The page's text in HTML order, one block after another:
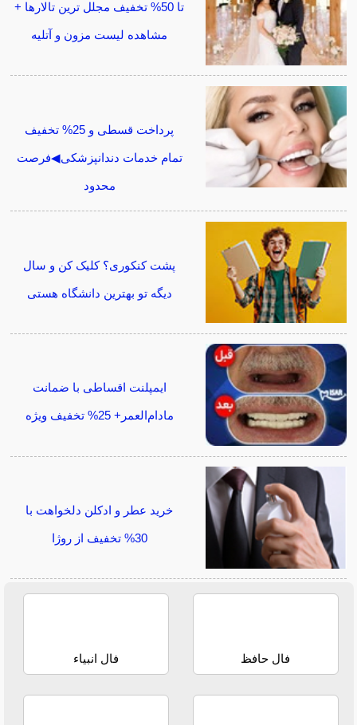
تا 50% تخفیف مجلل ترین تالارها +
مشاهده لیست مزون و آتلیه
پرداخت قسطی و 25% تخفیف
تمام خدمات دندانپزشکی◀فرصت
محدود
پشت کنکوری؟ کلیک کن و سال
دیگه تو بهترین دانشگاه هستی
ایمپلنت اقساطی با ضمانت
مادام‌العمر+ 25% تخفیف ویژه
خرید عطر و ادکلن دلخواهت با
30% تخفیف از روژا
فال حافظ فال انبیاء